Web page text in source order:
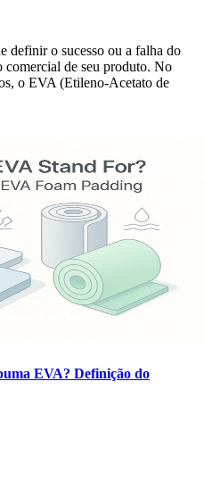
definir o sucesso ou a falha do
comercial de seu produto. No
o EVA (Etileno-Acetato de
EVA? Definição do